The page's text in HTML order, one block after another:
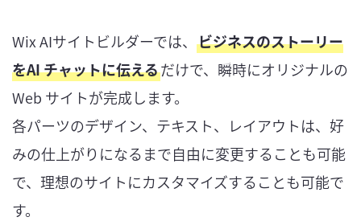
Wix AIサイトビルダーでは、 ビジネスのストーリー
をAI チャットに伝えるだけで、瞬時にオリジナルの
Web サイトが完成します。
各パーツのデザイン、テキスト、レイアウトは、好
みの仕上がりになるまで自由に変更することも可能
で、理想のサイトにカスタマイズすることも可能で
す。